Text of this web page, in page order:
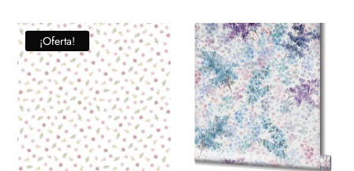
49,90€.43,91€. 49,90€.43,91€.
¡Oferta!